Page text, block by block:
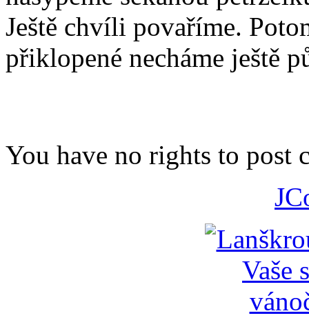
Ještě chvíli povaříme.
přiklopené necháme ještě
You have no rights to post